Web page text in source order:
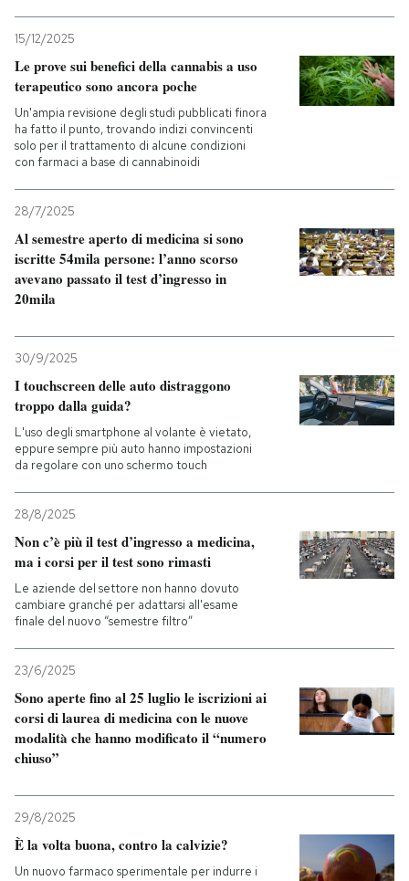
15/12/2025
Le prove sui benefici della cannabis a uso
terapeutico sono ancora poche
Un'ampia revisione degli studi pubblicati finora
ha fatto il punto, trovando indizi convincenti
solo per il trattamento di alcune condizioni
con farmaci a base di cannabinoidi
28/7/2025
Al semestre aperto di medicina si sono
iscritte 54mila persone: l’anno scorso
avevano passato il test d’ingresso in
20mila
30/9/2025
I touchscreen delle auto distraggono
troppo dalla guida?
L'uso degli smartphone al volante è vietato,
eppure sempre più auto hanno impostazioni
da regolare con uno schermo touch
28/8/2025
Non c’è più il test d’ingresso a medicina,
ma i corsi per il test sono rimasti
Le aziende del settore non hanno dovuto
cambiare granché per adattarsi all'esame
finale del nuovo “semestre filtro”
23/6/2025
Sono aperte fino al 25 luglio le iscrizioni ai
corsi di laurea di medicina con le nuove
modalità che hanno modificato il “numero
chiuso”
29/8/2025
È la volta buona, contro la calvizie?
Un nuovo farmaco sperimentale per indurre i